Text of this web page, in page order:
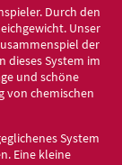
Durch den
Unser
der
dieses System im
und schöne
von chemischen
System
Eine kleine